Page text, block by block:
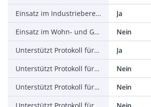
Einsatz im Industriebereich zulässig
Ja
Einsatz im Wohn- und Gewerbebereich zulässig
Nein
Unterstützt Protokoll für TCP/IP
Ja
Unterstützt Protokoll für PROFIBUS
Nein
Unterstützt Protokoll für CAN
Nein